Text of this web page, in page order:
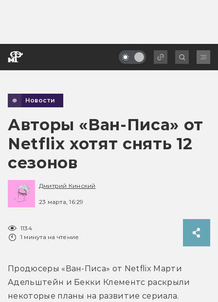
Новости
Авторы «Ван-Писа» от
Netflix хотят снять 12
сезонов
Дмитрий Кинский
23 марта, 16:29
1134
1 минута на чтение
Продюсеры «Ван-Писа» от Netflix Марти
Адельштейн и Бекки Клементс раскрыли
некоторые планы на развитие сериала.